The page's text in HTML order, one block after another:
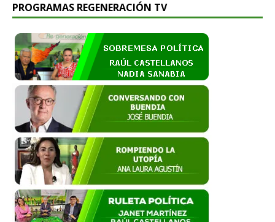
PROGRAMAS REGENERACIÓN TV